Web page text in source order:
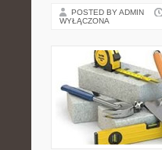
POSTED BY ADMIN
WYŁĄCZONA